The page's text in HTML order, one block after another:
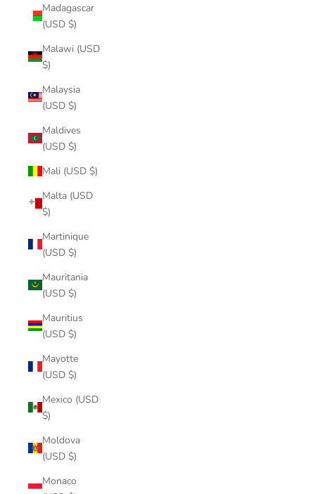
Madagascar
(USD $)
Malawi (USD
$)
Malaysia
(USD $)
Maldives
(USD $)
Mali (USD $)
Malta (USD
$)
Martinique
(USD $)
Mauritania
(USD $)
Mauritius
(USD $)
Mayotte
(USD $)
Mexico (USD
$)
Moldova
(USD $)
Monaco